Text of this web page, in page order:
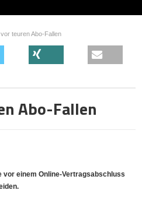
teuren Abo-Fallen
Abo-Fallen
vor einem Online-Vertragsabschluss